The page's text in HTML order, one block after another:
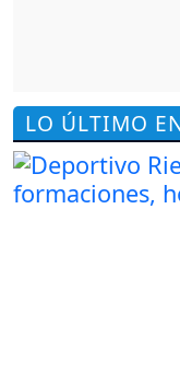
LO ÚLTIMO